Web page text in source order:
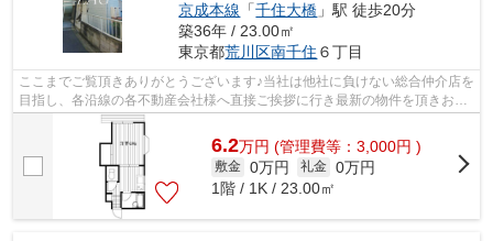
京成本線 「千住大橋 」駅 徒歩20分
築36年 / 23.00㎡
東京都荒川区南千住 ６丁目
ここまでご覧頂きありがとうございます♪当社は他社に負けない総合仲介店を
目指し、各沿線の各不動産会社様へ直接ご挨拶に行き最新の物件を頂きお客
様へ提供しております！最新の情報は...
6.2万円 (管理費等：3,000円 )
敷金 0万円 礼金 0万円
1階 / 1K / 23.00㎡